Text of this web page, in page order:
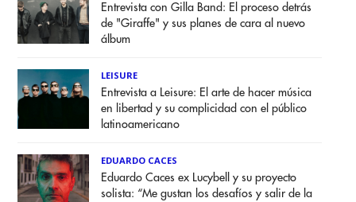
Entrevista con Gilla Band: El proceso detrás
de "Giraffe" y sus planes de cara al nuevo
álbum
LEISURE
Entrevista a Leisure: El arte de hacer música
en libertad y su complicidad con el público
latinoamericano
EDUARDO CACES
Eduardo Caces ex Lucybell y su proyecto
solista: “Me gustan los desafíos y salir de la